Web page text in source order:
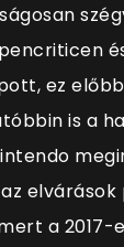
ez
is a
a 2017-